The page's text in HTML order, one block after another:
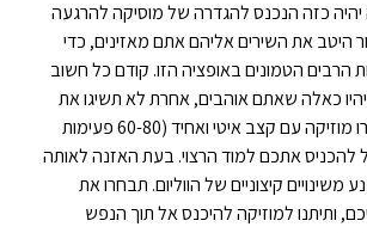
יהיה כזה הנכנס להגדרה של מוסיקה להרגעה
היטב את השירים אליהם אתם מאזינים, כדי
הרבים הטמונים באופציה הזו. קודם כל חשוב
כאלה שאתם אוהבים, אחרת לא תשיגו את
המטרה הרצויה. בחרו מוזיקה עם קצב איטי ואחיד (60-80 פעימות
להכניס אתכם למוד הרצוי. בעת האזנה לאותה
משינויים קיצוניים של הווליום. תבחרו את
ותיתנו למוזיקה להיכנס אל תוך הנפש